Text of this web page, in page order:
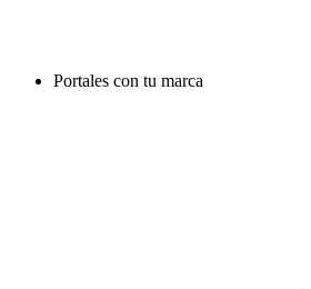
Portales con tu marca